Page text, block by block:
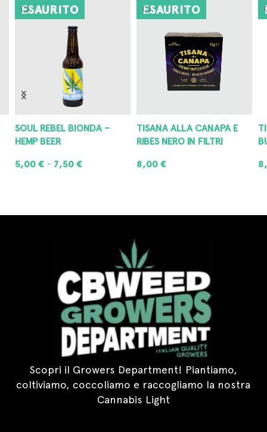
ESAURITO
SOUL REBEL BIONDA –
HEMP BEER
5,00€ - 7,50€
ESAURITO
TISANA ALLA CANAPA E
RIBES NERO IN FILTRI
8,00€
Scopri il Growers Department! Piantiamo,
coltiviamo, coccoliamo e raccogliamo la nostra
Cannabis Light